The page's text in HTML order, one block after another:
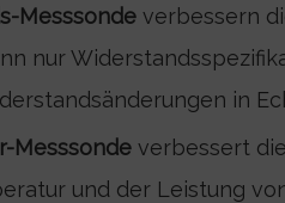
Messsonde verbessern
nur
in
Messsonde verbessert
und der Leistung